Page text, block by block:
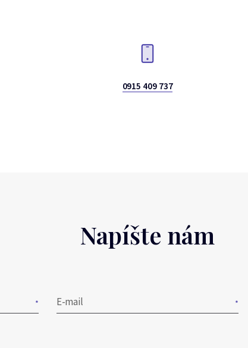
0915 409 737
Napíšte nám
E-mail